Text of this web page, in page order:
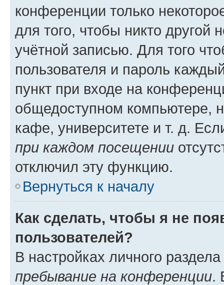
конференции только
для того, чтобы никто другой
учётной записью. Для того
пользователя и пароль
пункт при входе на
общедоступном компьютере,
кафе, университете и т. д.
при каждом посещении
отключил эту функцию.
Вернуться к началу
Как сделать, чтобы я не
пользователей?
В настройках личного
пребывание на конференции.